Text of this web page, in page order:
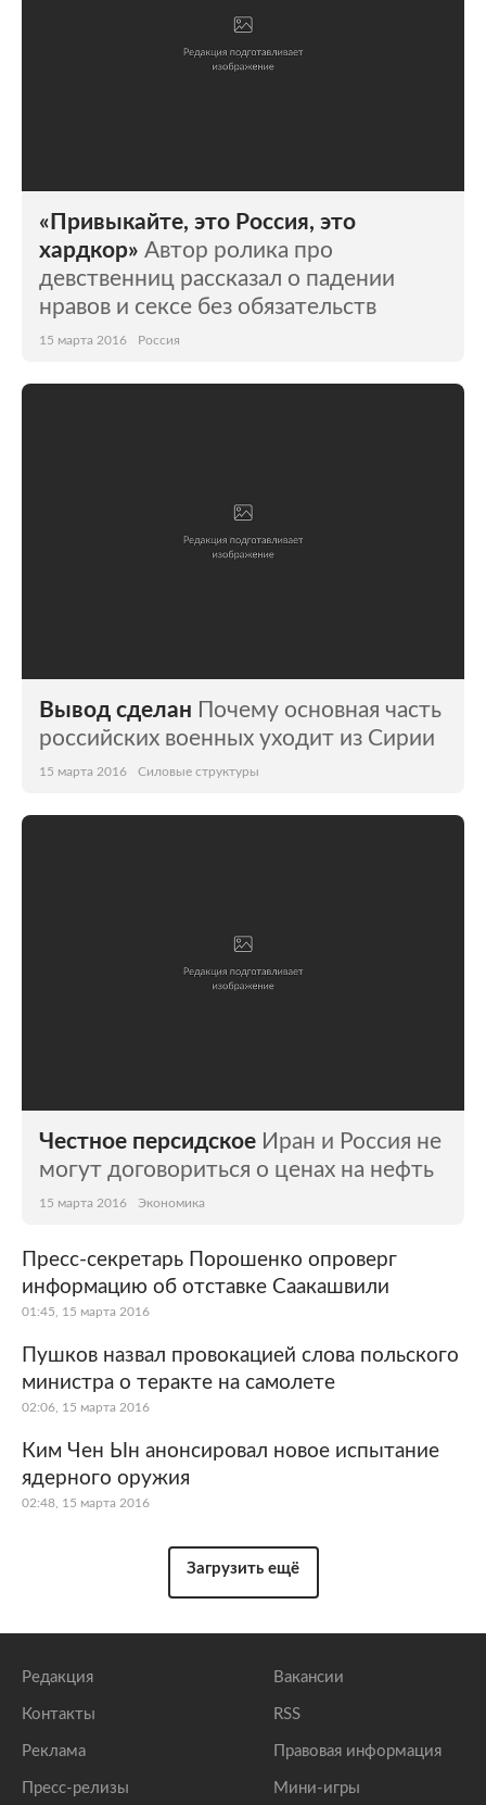
«Привыкайте, это Россия, это
хардкор» Автор ролика про
девственниц рассказал о падении
нравов и сексе без обязательств
15 марта 2016 Россия
Вывод сделан Почему основная часть
российских военных уходит из Сирии
15 марта 2016 Силовые структуры
Честное персидское Иран и Россия не
могут договориться о ценах на нефть
15 марта 2016 Экономика
Пресс-секретарь Порошенко опроверг
информацию об отставке Саакашвили
01:45, 15 марта 2016
Пушков назвал провокацией слова польского
министра о теракте на самолете
02:06, 15 марта 2016
Ким Чен Ын анонсировал новое испытание
ядерного оружия
02:48, 15 марта 2016
Загрузить ещё
Редакция
Контакты
Реклама
Пресс-релизы
Вакансии
RSS
Правовая информация
Мини-игры